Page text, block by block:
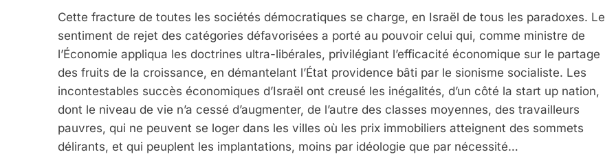
Cette fracture de toutes les sociétés démocratiques se charge, en Israël de tous les paradoxes. Le
sentiment de rejet des catégories défavorisées a porté au pouvoir celui qui, comme ministre de
l’Économie appliqua les doctrines ultra-libérales, privilégiant l’efficacité économique sur le partage
des fruits de la croissance, en démantelant l’État providence bâti par le sionisme socialiste. Les
incontestables succès économiques d’Israël ont creusé les inégalités, d’un côté la start up nation,
dont le niveau de vie n’a cessé d’augmenter, de l’autre des classes moyennes, des travailleurs
pauvres, qui ne peuvent se loger dans les villes où les prix immobiliers atteignent des sommets
délirants, et qui peuplent les implantations, moins par idéologie que par nécessité…